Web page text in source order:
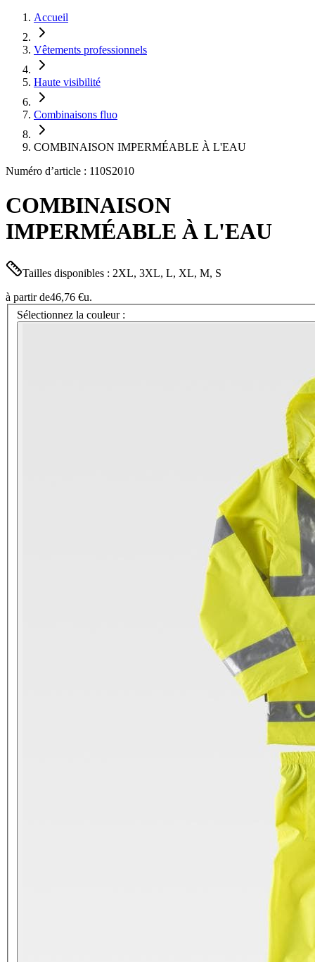
Accueil
Vêtements professionnels
Haute visibilité
Combinaisons fluo
COMBINAISON IMPERMÉABLE À L'EAU
Numéro d’article : 110S2010
COMBINAISON
IMPERMÉABLE À L'EAU
Tailles disponibles : 2XL, 3XL, L, XL, M, S
à partir de46,76 €u.
Sélectionnez la couleur :